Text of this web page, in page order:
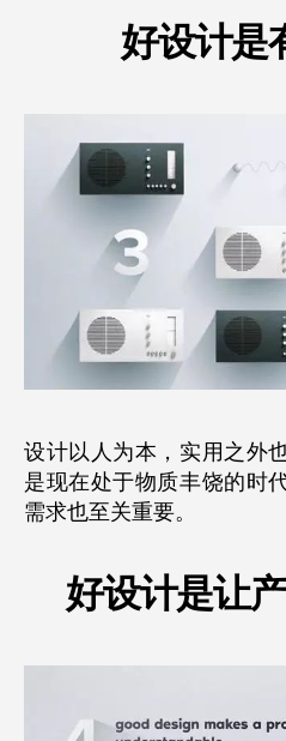
好设计是
设计以人为本，实用之外
是现在处于物质丰饶的时
需求也至关重要。
好设计是让